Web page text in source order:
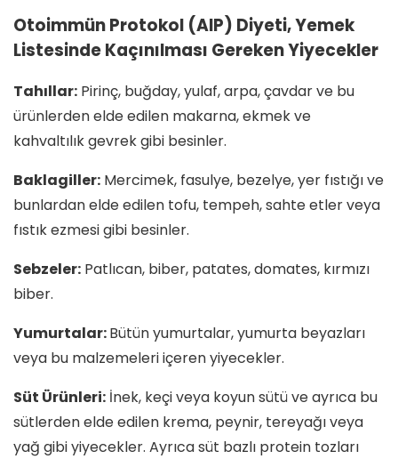
Otoimmün Protokol (AIP) Diyeti, Yemek
Listesinde Kaçınılması Gereken Yiyecekler
Tahıllar: Pirinç, buğday, yulaf, arpa, çavdar ve bu
ürünlerden elde edilen makarna, ekmek ve
kahvaltılık gevrek gibi besinler.
Baklagiller: Mercimek, fasulye, bezelye, yer fıstığı ve
bunlardan elde edilen tofu, tempeh, sahte etler veya
fıstık ezmesi gibi besinler.
Sebzeler: Patlıcan, biber, patates, domates, kırmızı
biber.
Yumurtalar:Bütün yumurtalar, yumurta beyazları
veya bu malzemeleri içeren yiyecekler.
Süt Ürünleri: İnek, keçi veya koyun sütü ve ayrıca bu
sütlerden elde edilen krema, peynir, tereyağı veya
yağ gibi yiyecekler. Ayrıca süt bazlı protein tozları